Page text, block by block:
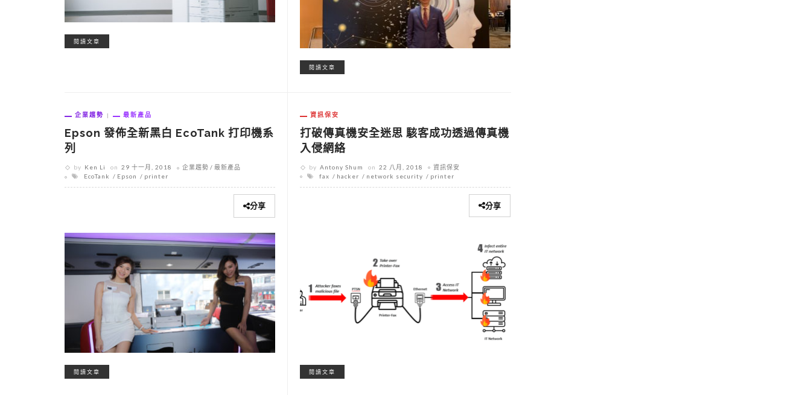
閱讀文章
閱讀文章
企業趨勢 最新產品
Epson 發佈全新黑白 EcoTank 打印機系
列
by Ken Li on 29 十一月, 2018 企業趨勢
最新產品
EcoTank
Epson printer
分享
閱讀文章
資訊保安
打破傳真機安全迷思 駭客成功透過傳真機
入侵網絡
by Antony Shum on 22 八月, 2018
資訊保安
fax
hacker network security printer
分享
閱讀文章